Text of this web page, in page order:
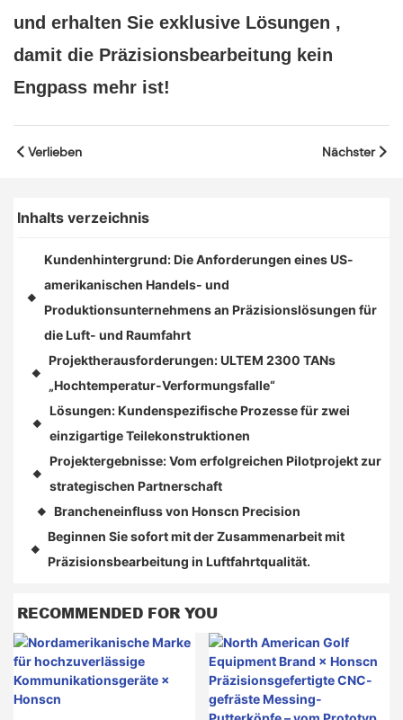
und erhalten Sie exklusive Lösungen ,
damit die Präzisionsbearbeitung kein
Engpass mehr ist!
Verlieben Nächster
Inhalts verzeichnis
◆
Kundenhintergrund: Die Anforderungen eines US-
amerikanischen Handels- und
Produktionsunternehmens an Präzisionslösungen für
die Luft- und Raumfahrt
◆
Projektherausforderungen: ULTEM 2300 TANs
„Hochtemperatur-Verformungsfalle“
◆
Lösungen: Kundenspezifische Prozesse für zwei
einzigartige Teilekonstruktionen
◆
Projektergebnisse: Vom erfolgreichen Pilotprojekt zur
strategischen Partnerschaft
◆ Brancheneinfluss von Honscn Precision
◆
Beginnen Sie sofort mit der Zusammenarbeit mit
Präzisionsbearbeitung in Luftfahrtqualität.
RECOMMENDED FOR YOU